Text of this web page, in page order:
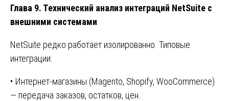
Глава 9. Технический анализ интеграций NetSuite с
внешними системами
NetSuite редко работает изолированно. Типовые
интеграции:
• Интернет-магазины (Magento, Shopify, WooCommerce)
— передача заказов, остатков, цен.